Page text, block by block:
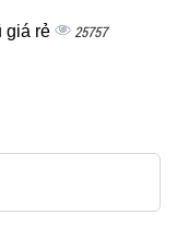
giá rẻ 25757